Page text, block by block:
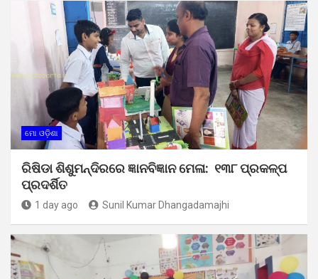
ମୋ ଓଡ଼ିଶା
ରିଷିଡା ଶିଶୁମନ୍ଦିରରେ ଜ୍ଞାନବିଜ୍ଞାନ ମେଳା: ୧୩୮ ପ୍ରକଳ୍ପ
ପ୍ରଦର୍ଶିତ
1 day ago Sunil Kumar Dhangadamajhi